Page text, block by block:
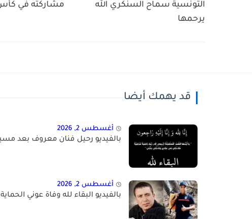
التونسية سماح السنكري الله
يرحمها
مشاركته في
قد يهمك أيضا
أغسطس 2, 2026
بالفيديو رحيل فنان معروف بعد
أغسطس 2, 2026
بالفيديو البقاء لله وفاة عوني